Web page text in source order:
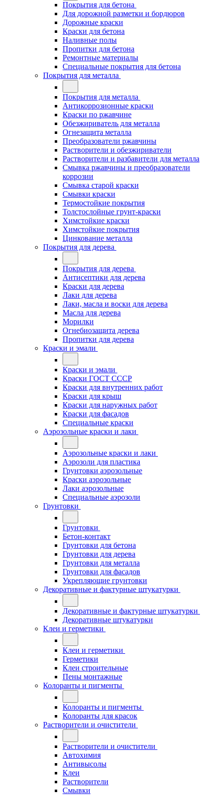
Покрытия для бетона
Для дорожной разметки и бордюров
Дорожные краски
Краски для бетона
Наливные полы
Пропитки для бетона
Ремонтные материалы
Специальные покрытия для бетона
Покрытия для металла
Покрытия для металла
Антикоррозионные краски
Краски по ржавчине
Обезжириватель для металла
Огнезащита металла
Преобразователи ржавчины
Растворители и обезжириватели
Растворители и разбавители для металла
Смывка ржавчины и преобразователи
коррозии
Смывка старой краски
Смывки краски
Термостойкие покрытия
Толстослойные грунт-краски
Химстойкие краски
Химстойкие покрытия
Цинкование металла
Покрытия для дерева
Покрытия для дерева
Антисептики для дерева
Краски для дерева
Лаки для дерева
Лаки, масла и воски для дерева
Масла для дерева
Морилки
Огнебиозащита дерева
Пропитки для дерева
Краски и эмали
Краски и эмали
Краски ГОСТ СССР
Краски для внутренних работ
Краски для крыш
Краски для наружных работ
Краски для фасадов
Специальные краски
Аэрозольные краски и лаки
Аэрозольные краски и лаки
Аэрозоли для пластика
Грунтовки аэрозольные
Краски аэрозольные
Лаки аэрозольные
Специальные аэрозоли
Грунтовки
Грунтовки
Бетон-контакт
Грунтовки для бетона
Грунтовки для дерева
Грунтовки для металла
Грунтовки для фасадов
Укрепляющие грунтовки
Декоративные и фактурные штукатурки
Декоративные и фактурные штукатурки
Декоративные штукатурки
Клеи и герметики
Клеи и герметики
Герметики
Клеи строительные
Пены монтажные
Колоранты и пигменты
Колоранты и пигменты
Колоранты для красок
Растворители и очистители
Растворители и очистители
Автохимия
Антивысолы
Клеи
Растворители
Смывки